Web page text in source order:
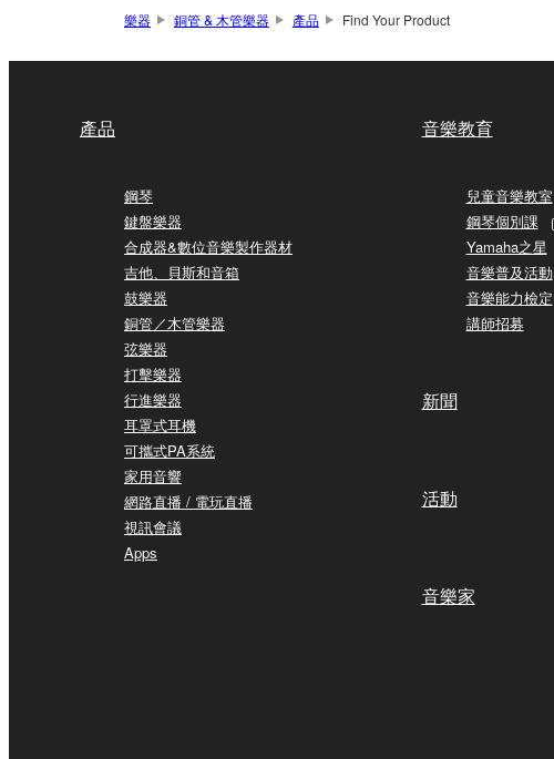
樂器 銅管 & 木管樂器 產品 Find Your Product
產品
鋼琴
鍵盤樂器
合成器&數位音樂製作器材
吉他、貝斯和音箱
鼓樂器
銅管／木管樂器
弦樂器
打擊樂器
行進樂器
耳罩式耳機
可攜式PA系統
家用音響
網路直播 / 電玩直播
視訊會議
Apps
音樂教育
兒童音樂教室
鋼琴個別課
Yamaha之星
音樂普及活動
音樂能力檢定
講師招募
新聞
活動
音樂家